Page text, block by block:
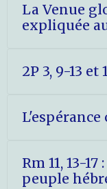
La Venue
expliquée
2P 3, 9-13 et
Rm 11, 13-
peuple